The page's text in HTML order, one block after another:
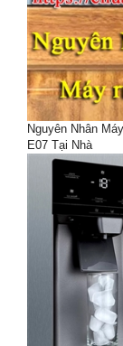
Nguyên Nhân
E07 Tại Nhà